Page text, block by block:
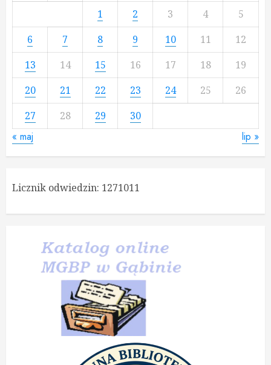
1 2 3 4
5
6
7 8 9 10 11
12
13
14 15 16 17 18
19
20
21 22 23 24 25
26
27
28 29 30
« maj lip »
Licznik odwiedzin: 1271011